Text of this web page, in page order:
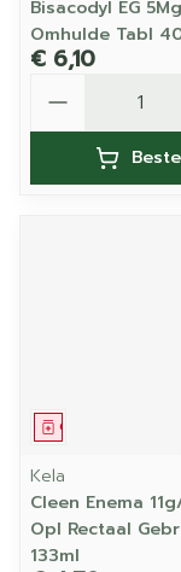
Bisacodyl EG 5Mg
Omhulde Tabl
€ 6,10
Geneesmiddel
Kela
Cleen Enema
Opl Rectaal
133ml